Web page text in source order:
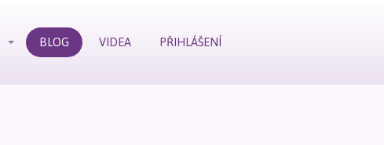
BLOG VIDEA PŘIHLÁŠENÍ